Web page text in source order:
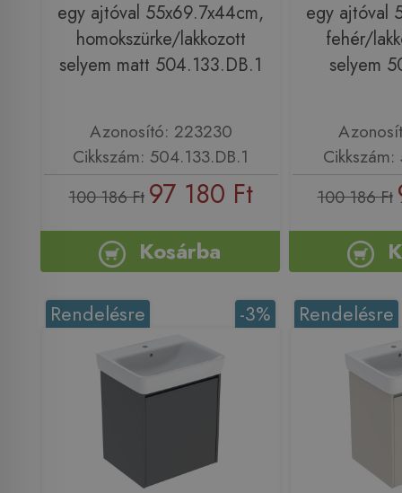
egy ajtóval 55x69.7x44cm,
homokszürke/lakkozott
selyem matt 504.133.DB.1
Azonosító: 223230
Cikkszám: 504.133.DB.1
100 186 Ft 97 180 Ft
Kosárba
egy ajtóval
fehér/
selyem
100 186 Ft
-3%
Rendelésre Rendelésre